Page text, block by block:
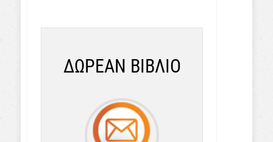
ΔΩΡΕΑΝ ΒΙΒΛΙΟ